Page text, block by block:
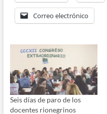
Correo electrónico
Seis días de paro de los
docentes rionegrinos